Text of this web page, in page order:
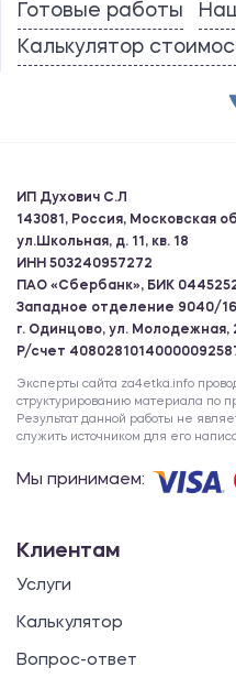
Готовые работы
Калькулятор
ИП Духович С.Л
143081, Россия, Московская
ул.Школьная, д. 11, кв. 18
ИНН 503240957272
ПАО «Сбербанк», БИК
Западное отделение 9040/
г. Одинцово, ул. Молодежная,
Р/счет
Эксперты сайта za4etka.info
структурированию материала по
Результат данной работы не
служить источником для его
Мы принимаем:
Клиентам
Услуги
Калькулятор
Вопрос-ответ